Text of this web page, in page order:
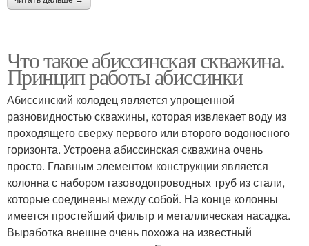
Что такое абиссинская скважина.
Принцип работы абиссинки
Абиссинский колодец является упрощенной
разновидностью скважины, которая извлекает воду из
проходящего сверху первого или второго водоносного
горизонта. Устроена абиссинская скважина очень
просто. Главным элементом конструкции является
колонна с набором газоводопроводных труб из стали,
которые соединены между собой. На конце колонны
имеется простейший фильтр и металлическая насадка.
Выработка внешне очень похожа на известный